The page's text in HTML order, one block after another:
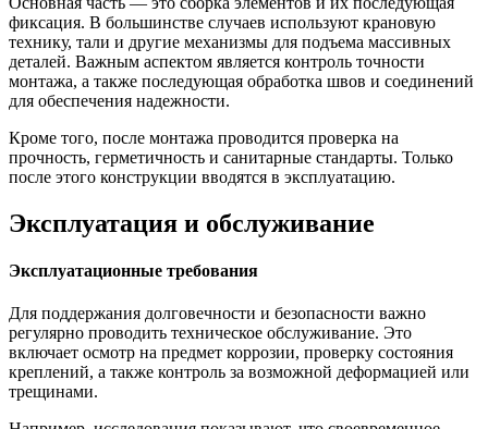
фиксация. В большинстве случаев используют крановую
технику, тали и другие механизмы для подъема массивных
деталей. Важным аспектом является контроль точности
монтажа, а также последующая обработка швов и соединений
для обеспечения надежности.
Кроме того, после монтажа проводится проверка на
прочность, герметичность и санитарные стандарты. Только
после этого конструкции вводятся в эксплуатацию.
Эксплуатация и обслуживание
Эксплуатационные требования
Для поддержания долговечности и безопасности важно
регулярно проводить техническое обслуживание. Это
включает осмотр на предмет коррозии, проверку состояния
креплений, а также контроль за возможной деформацией или
трещинами.